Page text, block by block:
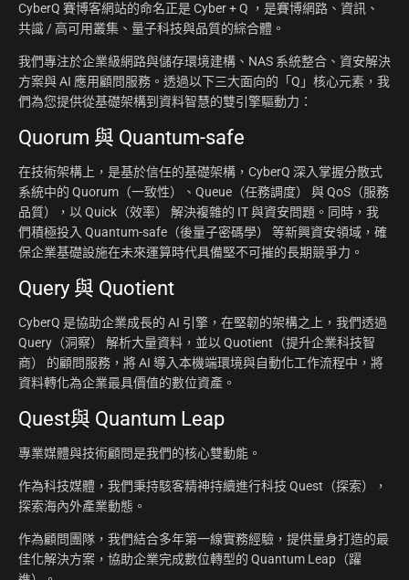
CyberQ 賽博客網站的命名正是 Cyber + Q ，是賽博網路、資訊、
共識 / 高可用叢集、量子科技與品質的綜合體。
我們專注於企業級網路與儲存環境建構、NAS 系統整合、資安解決
方案與 AI 應用顧問服務。透過以下三大面向的「Q」核心元素，我
們為您提供從基礎架構到資料智慧的雙引擎驅動力：
Quorum 與 Quantum-safe
在技術架構上，是基於信任的基礎架構，CyberQ 深入掌握分散式
系統中的 Quorum（一致性）、Queue（任務調度） 與 QoS（服務
品質），以 Quick（效率） 解決複雜的 IT 與資安問題。同時，我
們積極投入 Quantum-safe（後量子密碼學） 等新興資安領域，確
保企業基礎設施在未來運算時代具備堅不可摧的長期競爭力。
Query 與 Quotient
CyberQ 是協助企業成長的 AI 引擎，在堅韌的架構之上，我們透過
Query（洞察） 解析大量資料，並以 Quotient（提升企業科技智
商） 的顧問服務，將 AI 導入本機端環境與自動化工作流程中，將
資料轉化為企業最具價值的數位資產。
Quest與 Quantum Leap
專業媒體與技術顧問是我們的核心雙動能。
作為科技媒體，我們秉持駭客精神持續進行科技 Quest（探索），
探索海內外產業動態。
作為顧問團隊，我們結合多年第一線實務經驗，提供量身打造的最
佳化解決方案，協助企業完成數位轉型的 Quantum Leap（躍